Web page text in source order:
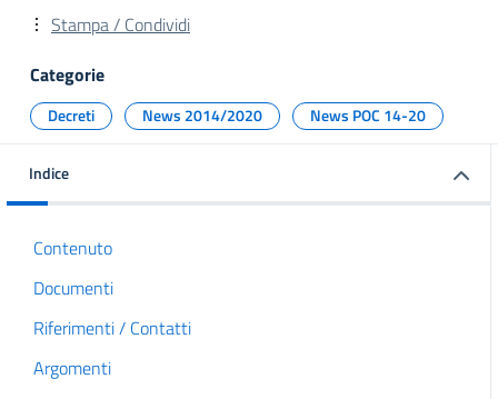
Stampa / Condividi
Categorie
Decreti News 2014/2020 News POC 14-20
Indice
Contenuto
Documenti
Riferimenti / Contatti
Argomenti